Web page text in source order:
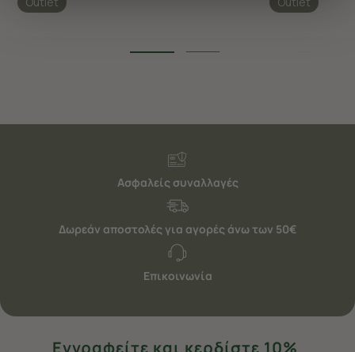
διαφημίσεις. Για να προσαρμόσετε τις επιλογές σας ή
Ασφαλείς συναλλαγές
Δωρεάν αποστολές για αγορές άνω των 50€
Επικοινωνία